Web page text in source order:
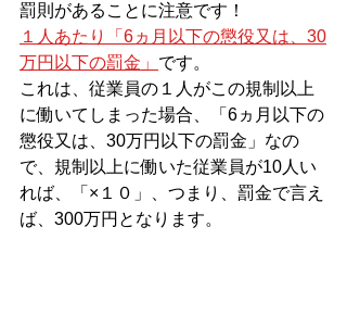
罰則があることに注意です！
１人あたり「6ヵ月以下の懲役又は、30
万円以下の罰金」 です。
これは、従業員の１人がこの規制以上
に働いてしまった場合、「6ヵ月以下の
懲役又は、30万円以下の罰金」なの
で、規制以上に働いた従業員が10人い
れば、「×１０」、つまり、罰金で言え
ば、300万円となります。